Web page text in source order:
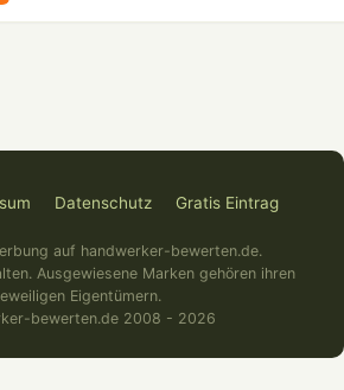
Datenschutz Gratis Eintrag
auf handwerker-bewerten.de.
Ausgewiesene Marken gehören ihren
Eigentümern.
bewerten.de 2008 - 2026